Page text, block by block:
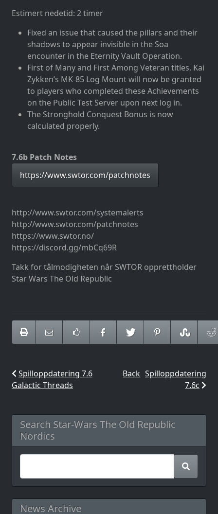
Estimert nedetid: 2 timer
Fixed an issue that caused the pillars and their
shadows to appear invisible in the Soa
encounter in the Eternity Vault Operation.
First of Many and First Among Veteran titles, Kai
Zykken’s MK-85 Log Mount will now be granted
to players who completed these Achievements
on the Public Test Server upon next log in.
The Stronghold Conquest Bonus is now
calculated properly.
7.6b Patch Notes
https://www.swtor.com/patchnotes
http://www.swtor.com/systemalerts
http://www.swtor.com/patchnotes
https://www.swtor.no/
https://discord.gg/mbCq69R
Takk for tålmodigheten når SWTOR opprettholder
Star Wars The Old Republic
Spilloppdatering 7.6
Galactic Threads
Back Spilloppdatering
7.6c
Search Star-Wars The Old Republic
Nordics
News Archive